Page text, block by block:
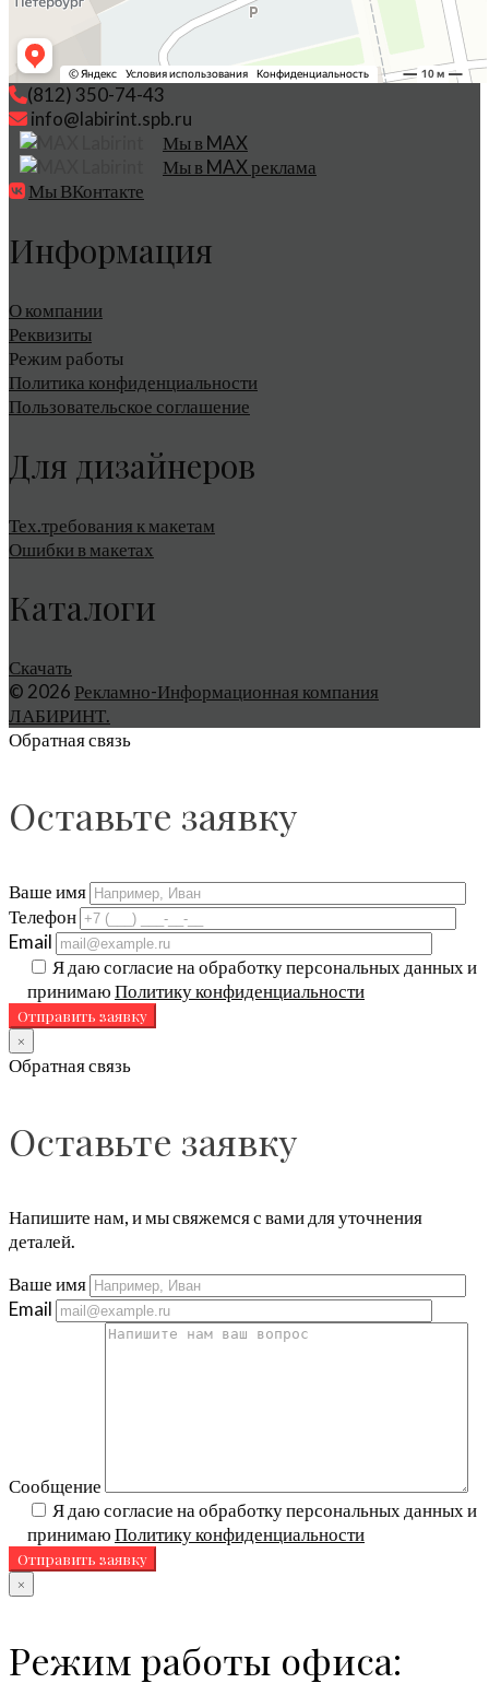
(812) 350-74-43
info@labirint.spb.ru
Мы в MAX
Мы в MAX реклама
Мы ВКонтакте
Информация
О компании
Реквизиты
Режим работы
Политика конфиденциальности
Пользовательское соглашение
Для дизайнеров
Тех.требования к макетам
Ошибки в макетах
Каталоги
Скачать
© 2026 Рекламно-Информационная компания
ЛАБИРИНТ.
Обратная связь
Оставьте заявку
Ваше имя
Телефон
Email
Я даю согласие на обработку персональных данных и
принимаюПолитику конфиденциальности
×
Обратная связь
Оставьте заявку
Напишите нам, и мы свяжемся с вами для уточнения
деталей.
Ваше имя
Email
Сообщение
Я даю согласие на обработку персональных данных и
принимаюПолитику конфиденциальности
×
Режим работы офиса: